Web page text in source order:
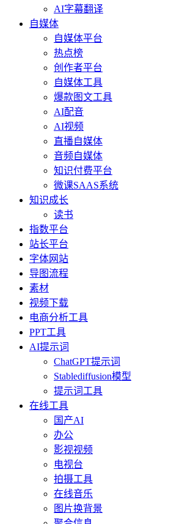
AI字幕翻译
自媒体
自媒体平台
热点榜
创作者平台
自媒体工具
爆款图文工具
AI配音
AI视频
直播自媒体
音频自媒体
知识付费平台
微课SAAS系统
知识成长
读书
指数平台
站长平台
字体网站
导图流程
素材
视频下载
电商分析工具
PPT工具
AI提示词
ChatGPT提示词
Stablediffusion模型
提示词工具
在线工具
国产AI
办公
影视视频
电视台
拍摄工具
在线音乐
图片换背景